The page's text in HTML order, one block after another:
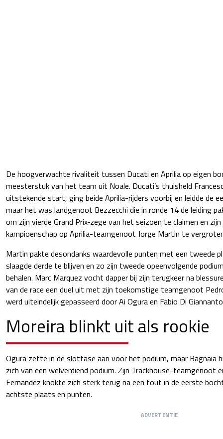
De hoogverwachte rivaliteit tussen Ducati en Aprilia op eigen
meesterstuk van het team uit Noale. Ducati’s thuisheld
uitstekende start, ging beide Aprilia-rijders voorbij en leidde de
maar het was landgenoot Bezzecchi die in ronde 14 de leiding
om zijn vierde Grand Prix-zege van het seizoen te claimen en
kampioenschap op Aprilia-teamgenoot Jorge Martin te
Martin pakte desondanks waardevolle punten met een tweede
slaagde derde te blijven en zo zijn tweede opeenvolgende
behalen. Marc Marquez vocht dapper bij zijn terugkeer na
van de race een duel uit met zijn toekomstige teamgenoot
werd uiteindelijk gepasseerd door Ai Ogura en Fabio Di
Moreira blinkt uit als rookie
Ogura zette in de slotfase aan voor het podium, maar Bagnaia
zich van een welverdiend podium. Zijn Trackhouse-teamgenoot
Fernandez knokte zich sterk terug na een fout in de eerste
achtste plaats en punten.
ADVERTENTIE